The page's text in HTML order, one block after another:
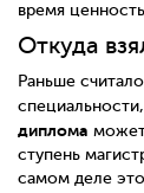
время
Откуда
Раньше
диплома может
ступень
самом деле